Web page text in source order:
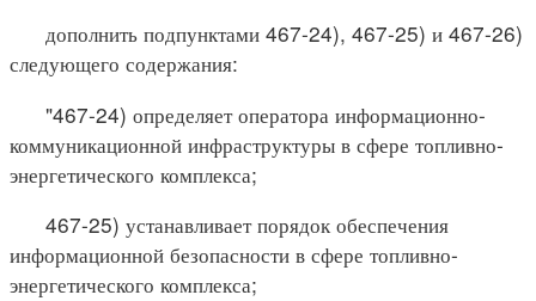
дополнить подпунктами 467-24), 467-25) и 467-26)
следующего содержания:
"467-24) определяет оператора информационно-
коммуникационной инфраструктуры в сфере топливно-
энергетического комплекса;
467-25) устанавливает порядок обеспечения
информационной безопасности в сфере топливно-
энергетического комплекса;